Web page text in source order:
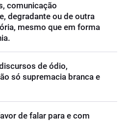
comunicação
degradante ou de outra
mesmo que em forma
de ódio,
só supremacia branca e
de falar para e com